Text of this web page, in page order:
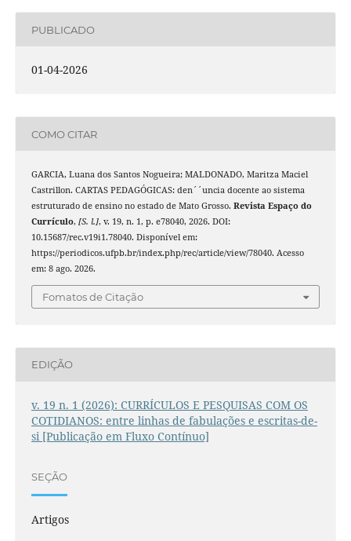
PUBLICADO
01-04-2026
COMO CITAR
GARCIA, Luana dos Santos Nogueira; MALDONADO, Maritza Maciel
Castrillon. CARTAS PEDAGÓGICAS: den´´uncia docente ao sistema
estruturado de ensino no estado de Mato Grosso. Revista Espaço do
Currículo, [S. l.], v. 19, n. 1, p. e78040, 2026. DOI:
10.15687/rec.v19i1.78040. Disponível em:
https://periodicos.ufpb.br/index.php/rec/article/view/78040. Acesso
em: 8 ago. 2026.
Fomatos de Citação
EDIÇÃO
v. 19 n. 1 (2026): CURRÍCULOS E PESQUISAS COM OS
COTIDIANOS: entre linhas de fabulações e escritas-de-
si [Publicação em Fluxo Contínuo]
SEÇÃO
Artigos